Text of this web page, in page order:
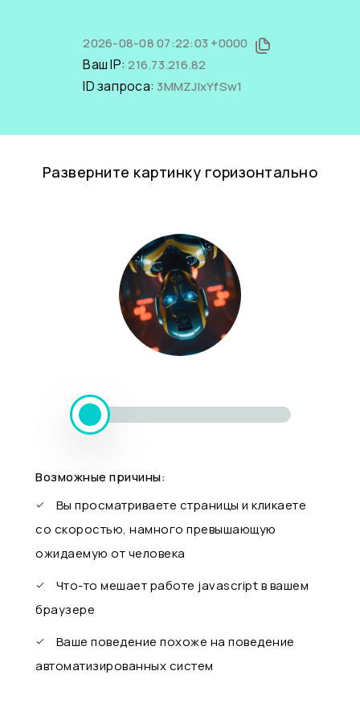
2026-08-08 07:22:03 +0000
Ваш IP:216.73.216.82
ID запроса: 3MMZJIxYfSw1
Разверните картинку горизонтально
Возможные причины:
Вы просматриваете страницы и кликаете
со скоростью, намного превышающую
ожидаемую от человека
Что-то мешает работе javascript в вашем
браузере
Ваше поведение похоже на поведение
автоматизированных систем